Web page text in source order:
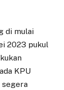
di mulai
2023 pukul
KPU